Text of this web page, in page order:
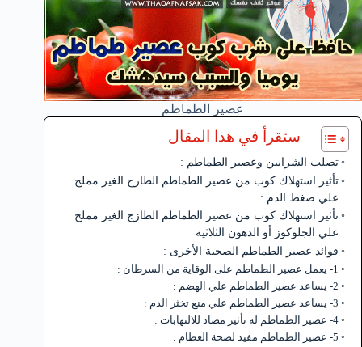
عصير الطماطم
ستقرأ في هذا المقال
تصلب الشرايين وعصير الطماطم :
تأثير استهلاك كوب من عصير الطماطم الطازج الغير مملح
علي ضغط الدم :
تأثير استهلاك كوب من عصير الطماطم الطازج الغير مملح
علي الجلوكوز أو الدهون الثلاثية
فوائد عصير الطماطم الصحية الأخرى :
1- يعمل عصير الطماطم على الوقاية من السرطان :
2- يساعد عصير الطماطم علي الهضم :
3- يساعد عصير الطماطم علي منع تخثر الدم :
4- عصير الطماطم له تأثير مضاد للالتهابات :
5- عصير الطماطم مفيد لصحة العظام :